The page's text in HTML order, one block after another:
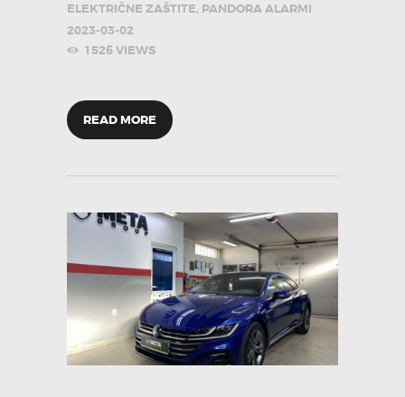
ELEKTRIČNE ZAŠTITE, PANDORA ALARMI
2023-03-02
1526VIEWS
READ MORE